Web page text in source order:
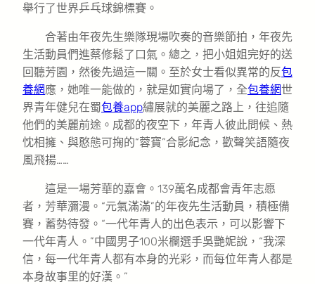
舉行了世界乒乓球錦標賽。
合著由年夜先生樂隊現場吹奏的音樂節拍，年夜先
生活動員們進蔡修鬆了口氣。總之，把小姐姐完好的送
回聽芳園，然後先過這一關。至於女士看似異常的反包
養網應，她唯一能做的，就是如實向場了，全包養網世
界青年健兒在蜀包養app繡展就的美麗之路上，往追隨
他們的美麗前途。成都的夜空下，年青人彼此問候、熱
忱相擁、與憨態可掬的“蓉寶”合影紀念，歡聲笑語隨夜
風飛揚……
這是一場芳華的嘉會。139萬名成都會青年志愿
者，芳華瀰漫。“元氣滿滿”的年夜先生活動員，積極備
賽，蓄勢待發。“一代年青人的出色表示，可以影響下
一代年青人。”中國男子100米欄選手吳艷妮說，“我深
信，每一代年青人都有本身的光彩，而每位年青人都是
本身故事里的好漢。”